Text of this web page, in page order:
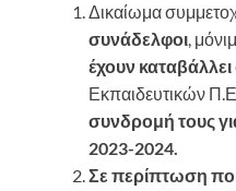
Δικαίωμα
συνάδελφοι,
έχουν καταβάλλει
Εκπαιδευτικών
συνδρομή τους
2023-2024.
Σε περίπτωση